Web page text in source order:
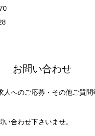
お問い合わせ
人へのご応募・その他ご質
い合わせ下さいませ。